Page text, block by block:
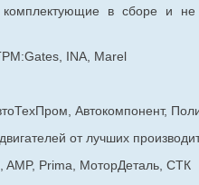
в сборе и
INA, Marel
Автокомпонент,
от лучших
Prima, МоторДеталь, СТК